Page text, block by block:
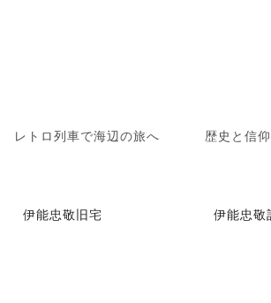
レトロ列車で海辺の旅へ 歴史と信
伊能忠敬旧宅 伊能忠敬